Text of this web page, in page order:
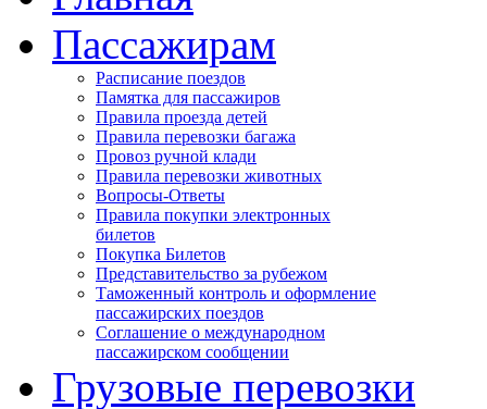
Пассажирам
Расписание поездов
Памятка для пассажиров
Правила проезда детей
Правила перевозки багажа
Провоз ручной клади
Правила перевозки животных
Вопросы-Ответы
Правила покупки электронных
билетов
Покупка Билетов
Представительство за рубежом
Таможенный контроль и оформление
пассажирских поездов
Соглашение о международном
пассажирском сообщении
Грузовые перевозки